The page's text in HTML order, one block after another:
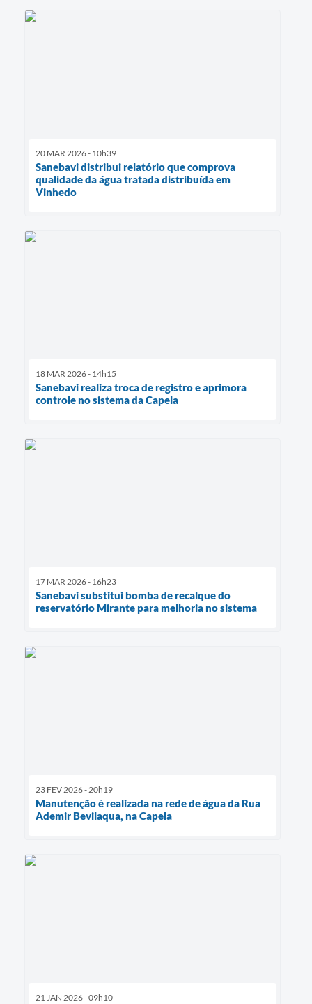
20 MAR 2026 - 10h39
Sanebavi distribui relatório que comprova
qualidade da água tratada distribuída em
Vinhedo
18 MAR 2026 - 14h15
Sanebavi realiza troca de registro e aprimora
controle no sistema da Capela
17 MAR 2026 - 16h23
Sanebavi substitui bomba de recalque do
reservatório Mirante para melhoria no sistema
23 FEV 2026 - 20h19
Manutenção é realizada na rede de água da Rua
Ademir Bevilaqua, na Capela
21 JAN 2026 - 09h10